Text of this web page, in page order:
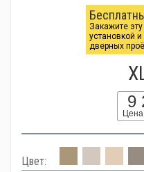
Закажите
установкой
дверных
9
Цена
Цвет: